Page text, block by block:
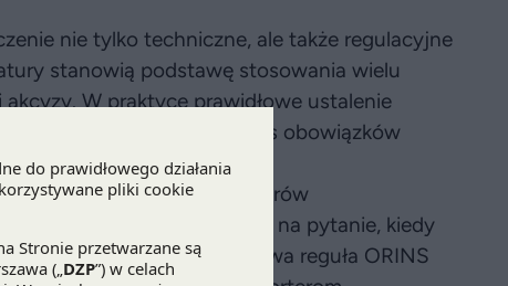
nie tylko techniczne, ale także regulacyjne
stanowią podstawę stosowania wielu
W praktyce prawidłowe ustalenie
publicznoprawnych, zakres obowiązków
jest klasyfikacja towarów
ma tu odpowiedź na pytanie, kiedy
oraz czy właściwa reguła ORINS